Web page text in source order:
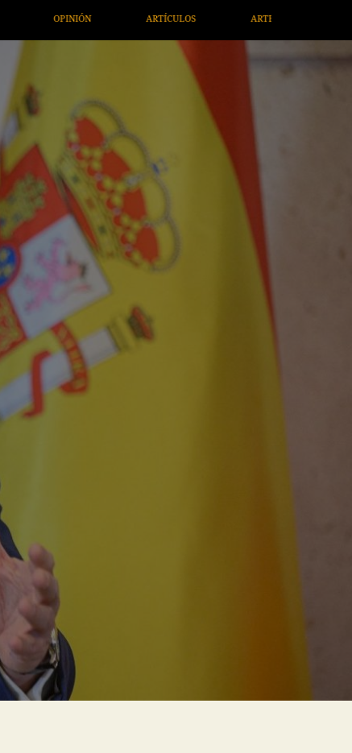
ARTE / ENTRETENIMIENTO ECONOMÍA / NEGOCIOS